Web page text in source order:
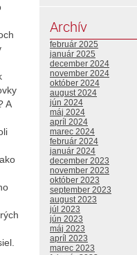
A
Archív
február 2025
január 2025
december 2024
november 2024
október 2024
august 2024
jún 2024
máj 2024
apríl 2024
marec 2024
február 2024
január 2024
december 2023
november 2023
október 2023
september 2023
august 2023
júl 2023
jún 2023
máj 2023
apríl 2023
marec 2023